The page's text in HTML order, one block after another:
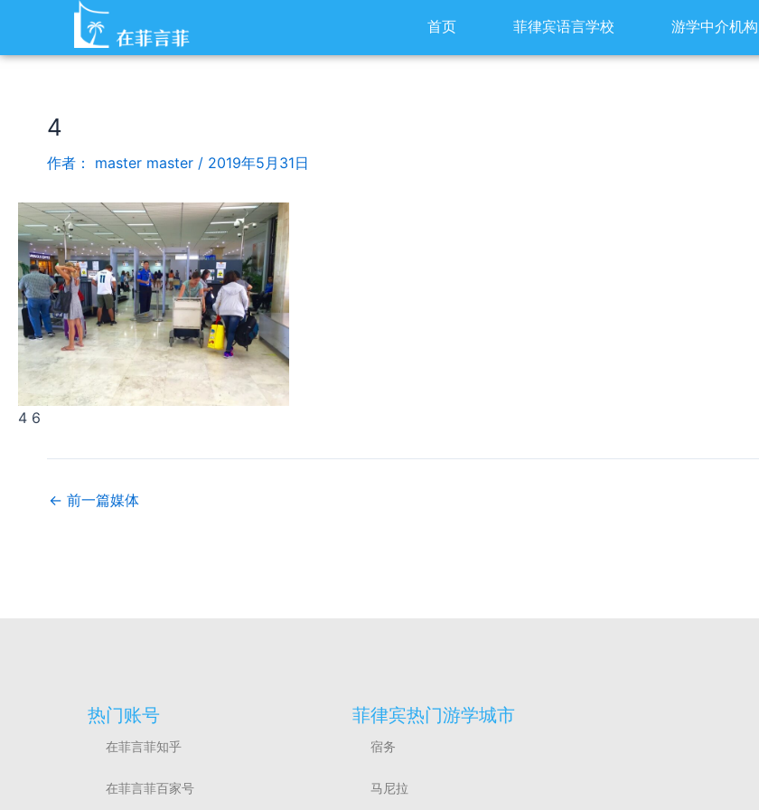
内
首页 菲律宾语言学校 游学中介机构
4
作者： master master / 2019年5月31日
4 6
Post
navigation
← 前一篇媒体
热门账号
在菲言菲知乎
在菲言菲百家号
菲律宾热门游学城市
宿务
马尼拉